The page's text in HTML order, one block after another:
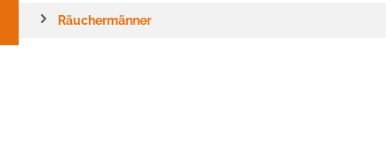
Räuchermänner